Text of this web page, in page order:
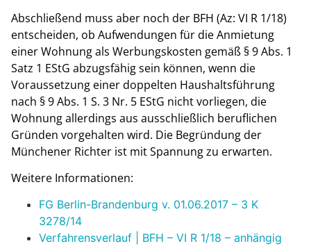
Abschließend muss aber noch der BFH (Az: VI R 1/18)
entscheiden, ob Aufwendungen für die Anmietung
einer Wohnung als Werbungskosten gemäß § 9 Abs. 1
Satz 1 EStG abzugsfähig sein können, wenn die
Voraussetzung einer doppelten Haushaltsführung
nach § 9 Abs. 1 S. 3 Nr. 5 EStG nicht vorliegen, die
Wohnung allerdings aus ausschließlich beruflichen
Gründen vorgehalten wird. Die Begründung der
Münchener Richter ist mit Spannung zu erwarten.
Weitere Informationen:
FG Berlin-Brandenburg v. 01.06.2017 – 3 K
3278/14
Verfahrensverlauf | BFH – VI R 1/18 – anhängig